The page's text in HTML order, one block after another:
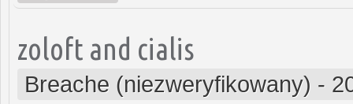
zoloft and cialis
Breache (niezweryfikowany) -